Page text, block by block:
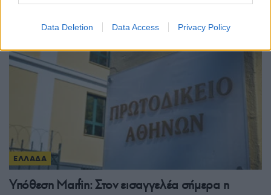
Data Deletion Data Access Privacy Policy
7/08/2026 - 10:28πμ
ΕΛΛΑΔΑ
Υπόθεση Marfin: Στον εισαγγελέα σήμερα η